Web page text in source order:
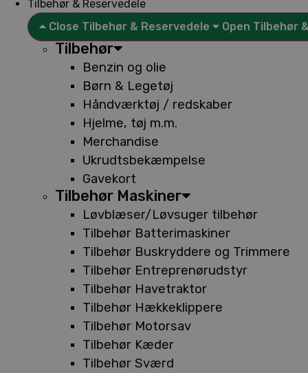
Tilbehør & Reservedele
Close Tilbehør & Reservedele
Open Tilbehør
Tilbehør
Benzin og olie
Børn & Legetøj
Håndværktøj / redskaber
Hjelme, tøj m.m.
Merchandise
Ukrudtsbekæmpelse
Gavekort
Tilbehør Maskiner
Løvblæser/Løvsuger tilbehør
Tilbehør Batterimaskiner
Tilbehør Buskryddere og Trimmere
Tilbehør Entreprenørudstyr
Tilbehør Havetraktor
Tilbehør Hækkeklippere
Tilbehør Motorsav
Tilbehør Kæder
Tilbehør Sværd